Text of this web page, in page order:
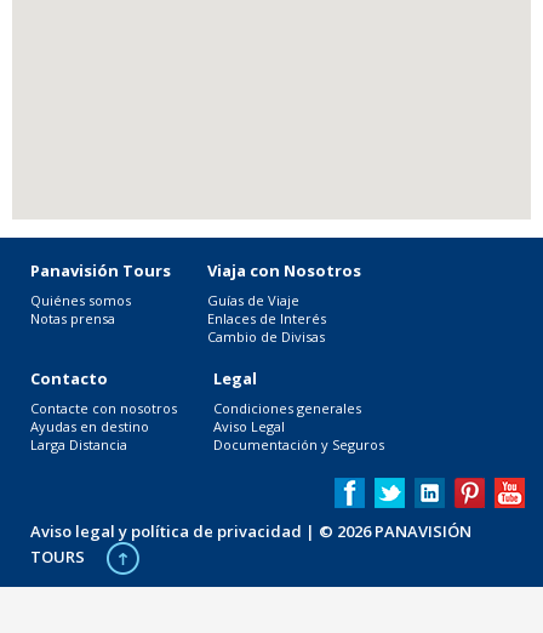
Panavisión Tours
Quiénes somos
Notas prensa
Viaja con Nosotros
Guías de Viaje
Enlaces de Interés
Cambio de Divisas
Contacto
Contacte con nosotros
Ayudas en destino
Larga Distancia
Legal
Condiciones generales
Aviso Legal
Documentación y Seguros
Aviso legal y política de privacidad | © 2026 PANAVISIÓN
TOURS